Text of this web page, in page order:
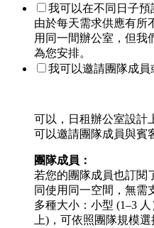
我可以在不同日子預
由於每天需求供應有所
用同一間辦公室，但我
為您安排。
我可以邀請團隊成員
可以，日租辦公室設計
可以邀請團隊成員與賓
團隊成員：
若您的團隊成員也訂閱
同使用同一空間，無需
多種大小：小型 (1–3
上)，可依照團隊規模